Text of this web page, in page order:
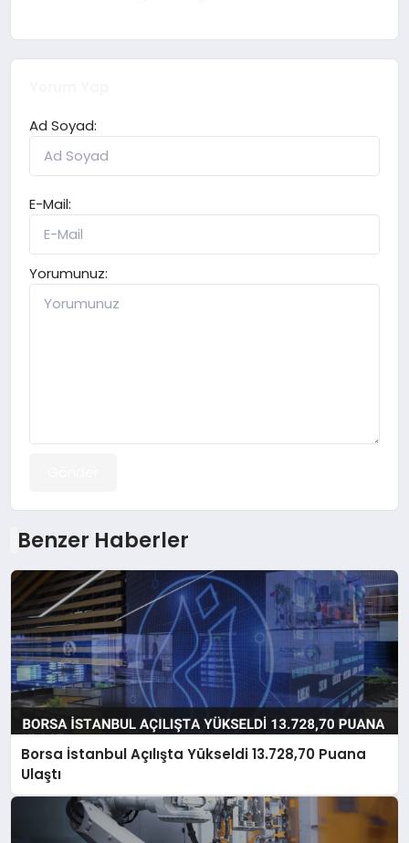
Ad Soyad:
E-Mail:
Yorumunuz:
Benzer Haberler
Borsa İstanbul Açılışta Yükseldi 13.728,70 Puana
Ulaştı